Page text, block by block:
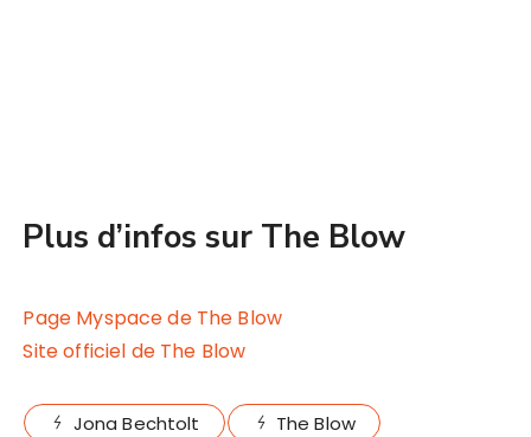
Plus d’infos sur The Blow
Page Myspace de The Blow
Site officiel de The Blow
Jona Bechtolt
The Blow